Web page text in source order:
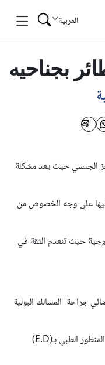
العربية
بجناحيه
الجنسي حيث يعد مشكلة
إليها على وجه الخصوص من
حيث تنعدم الثقة في
جراحة المسالك البولية
الطبي بـ(E.D
)